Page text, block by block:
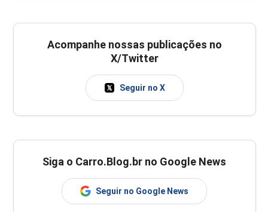
Acompanhe nossas publicações no
X/Twitter
Seguir no X
Siga o Carro.Blog.br no Google News
Seguir no Google News